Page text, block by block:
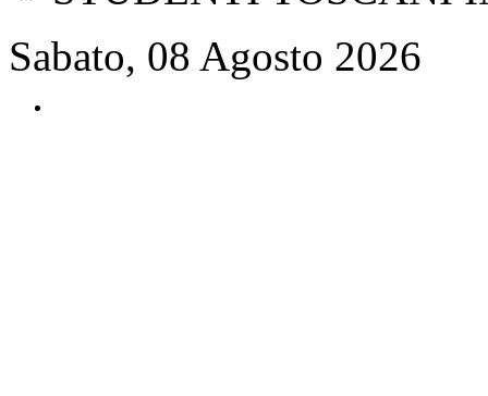
Sabato, 08 Agosto 2026